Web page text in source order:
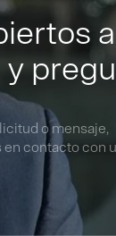
y
o mensaje,
contacto con